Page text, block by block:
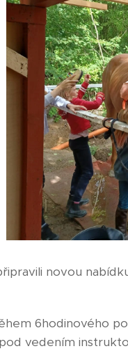
novou
6hodinového
vedením